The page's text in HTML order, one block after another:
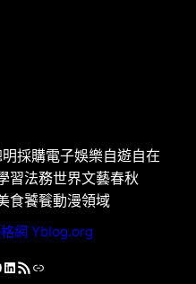
採購電子娛樂自遊自在
習法務世界文藝春秋
食饕餮動漫領域
網 Yblog.org
LinkedIn
RSS 資訊提供連結